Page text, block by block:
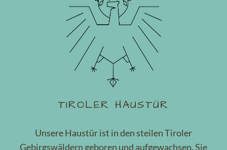
TIROLER HAUSTÜR
Unsere Haustür ist in den steilen Tiroler
Gebirgswäldern geboren und aufgewachsen. Sie